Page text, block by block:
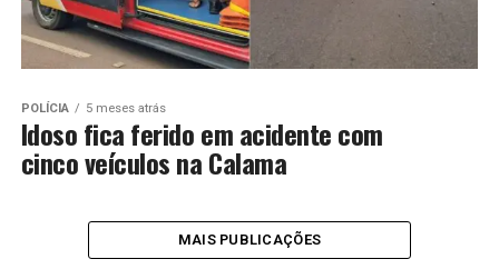
POLÍCIA 5 meses atrás
Idoso fica ferido em acidente com
cinco veículos na Calama
MAIS PUBLICAÇÕES